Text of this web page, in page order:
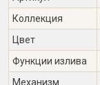
Коллекция
Цвет
Функции излива
Механизм